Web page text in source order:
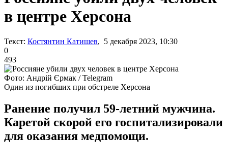
в центре Херсона
Текст: Костянтин Катишев, 5 декабря 2023, 10:30
0
493
Фото: Андрій Єрмак / Telegram
Один из погибших при обстреле Херсона
Ранение получил 59-летний мужчина.
Каретой скорой его госпитализировали
для оказания медпомощи.